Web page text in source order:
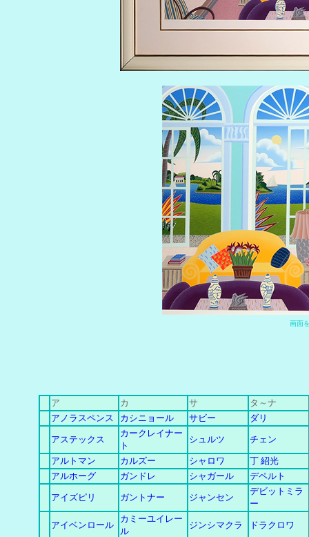
画面
ア カ サ
タ～ナ
アノラスペンス
カシニョール サビー ダリ
アステックス
カークレイナー
ト
シュルツ チェン
アルトマン カルズー シャロワ
丁 紹光
アルホーグ
ガンドレ シャガール デペルト
アイズピリ ガントナー ジャンセン
デビットミラ
ー
アイベンロール
カミーユイレー
ル
ジンシマクラ ドラクロワ